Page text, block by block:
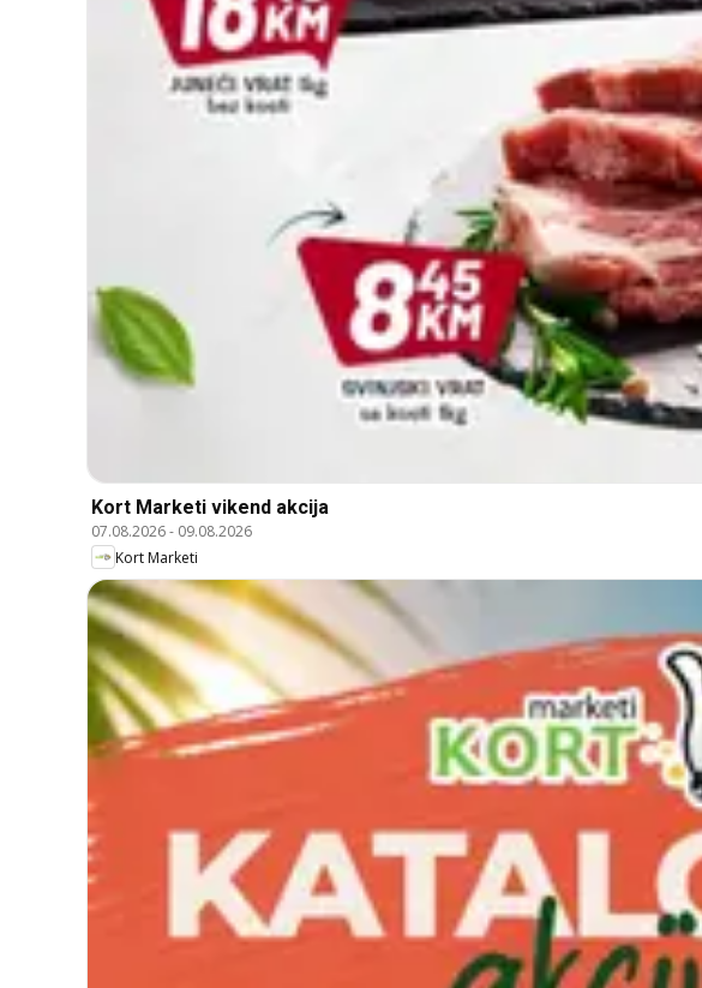
Kort Marketi vikend akcija
07.08.2026- 09.08.2026
Kort Marketi